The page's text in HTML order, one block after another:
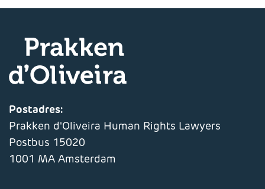
Postadres:
Prakken d'Oliveira Human Rights Lawyers
Postbus 15020
1001 MA Amsterdam